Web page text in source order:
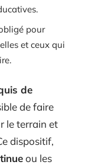
pour
et ceux qui
de
de faire
le terrain et
dispositif,
ou les